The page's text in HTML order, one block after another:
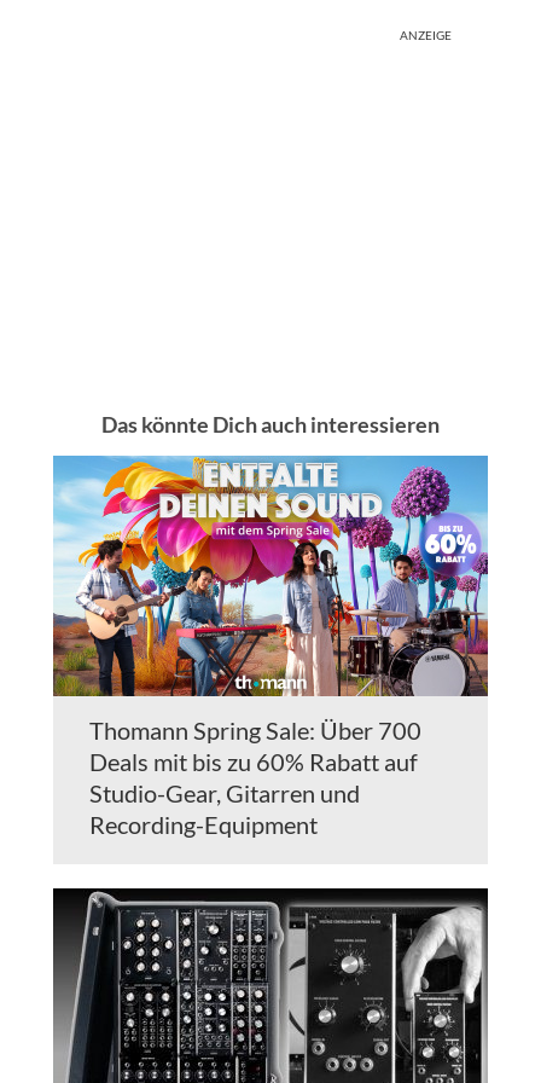
ANZEIGE
Das könnte Dich auch interessieren
Thomann Spring Sale: Über 700
Deals mit bis zu 60% Rabatt auf
Studio-Gear, Gitarren und
Recording-Equipment